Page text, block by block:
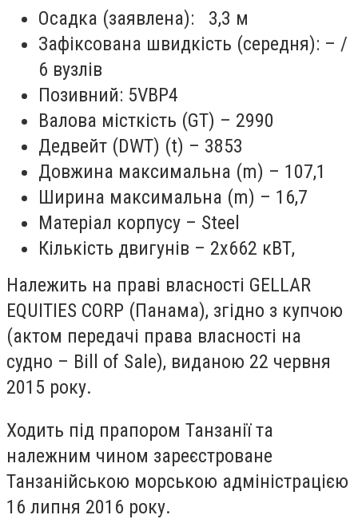
Осадка (заявлена): 3,3 м
Зафіксована швидкість (середня): – /
6 вузлів
Позивний: 5VBP4
Валова місткість (GT) – 2990
Дедвейт (DWT) (t) – 3853
Довжина максимальна (m) – 107,1
Ширина максимальна (m) – 16,7
Матеріал корпусу – Steel
Кількість двигунів – 2x662 кВТ,
Належить на праві власності GELLAR
EQUITIES CORP (Панама), згідно з купчою
(актом передачі права власності на
судно – Bill of Sale), виданою 22 червня
2015 року.
Ходить під прапором Танзанії та
належним чином зареєстроване
Танзанійською морською адміністрацією
16 липня 2016 року.